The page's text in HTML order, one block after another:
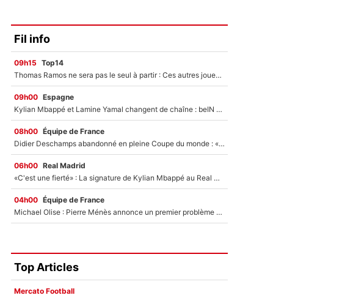
Fil info
09h15 Top14
Thomas Ramos ne sera pas le seul à partir : Ces autres joueurs du XV de France pourraient aussi quitter le Stade Toulousain, un club de Top 14 est déjà sur les rangs
09h00 Espagne
Kylian Mbappé et Lamine Yamal changent de chaîne : beIN SPORTS ne digère pas cette décision historique et prédit un fiasco pour la Liga
08h00 Équipe de France
Didier Deschamps abandonné en pleine Coupe du monde : «La FFF était déjà passée à Zinedine Zidane»
06h00 Real Madrid
«C'est une fierté» : La signature de Kylian Mbappé au Real Madrid continue de régaler l'Espagne
04h00 Équipe de France
Michael Olise : Pierre Ménès annonce un premier problème pour Zinedine Zidane en équipe de France
Top Articles
Mercato Football